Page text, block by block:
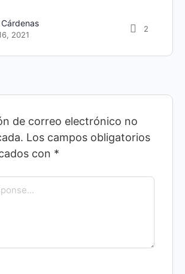
2021
2
de correo electrónico no
Los campos obligatorios
con *